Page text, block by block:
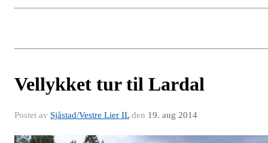
Vellykket tur til Lardal
Postet av Sjåstad/Vestre Lier ILden 19. aug 2014